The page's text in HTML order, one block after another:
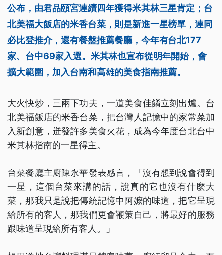
公布，由君品頤宮連續四年獲得米其林三星肯定；台
北美福大飯店的米香台菜，則是新進一星榜單，連同
必比登推介，還有餐盤推薦餐廳，今年有台北177
家、台中69家入選。米其林也宣布從明年開始，會
擴大範圍，加入台南和高雄的美食指南推薦。
大火快炒，三兩下功夫，一道美食佳餚立刻出爐。台
北美福飯店的米香台菜，把台灣人記憶中的家常菜加
入新創意，迸發許多美食火花，成為今年度台北台中
米其林指南的一星得主。
台菜餐廳主廚陳永華發表感言，「沒有想到說會得到
一星，這個台菜來講的話，說真的它也沒有什麼大
菜，那我只是說把傳統記憶中阿嬤的味道，把它呈現
給所有的客人，那我們更會鞭策自己，將最好的服務
跟味道呈現給所有客人。」